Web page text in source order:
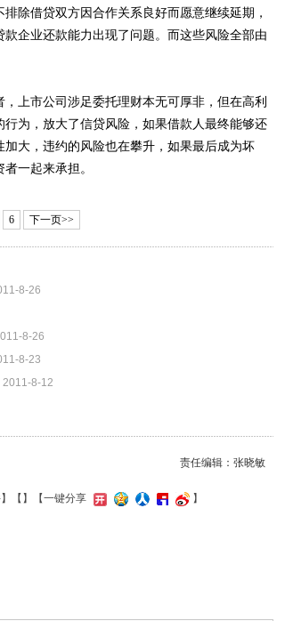
借贷双方因合作关系良好而愿意继续延期，
企业还款能力出现了问题。而这些风险全部由
市公司涉足委托理财本无可厚非，但在高利
为，放大了信贷风险，如果借款人最终能够还
大，违约的风险也在攀升，如果最后成为坏
一起来承担。
6 下一页>>
8-26
8-26
8-23
2011-8-12
责任编辑：张晓敏
】【 】 【一键分享 】